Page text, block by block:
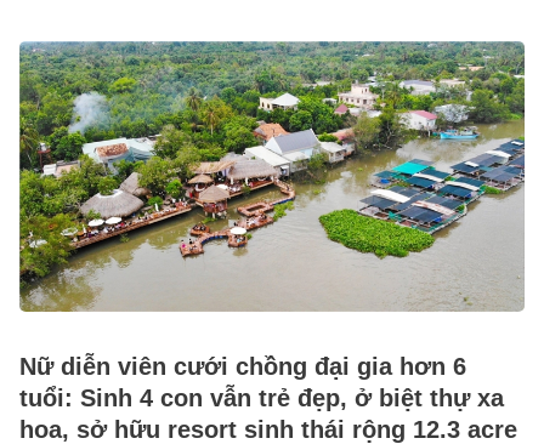
Nữ diễn viên cưới chồng đại gia hơn 6
tuổi: Sinh 4 con vẫn trẻ đẹp, ở biệt thự xa
hoa, sở hữu resort sinh thái rộng 12.3 acre